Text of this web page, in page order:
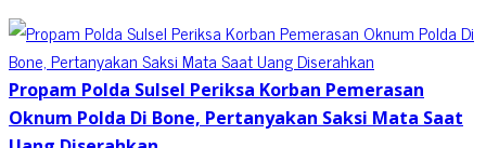
Propam Polda Sulsel Periksa Korban Pemerasan
Oknum Polda Di Bone, Pertanyakan Saksi Mata Saat